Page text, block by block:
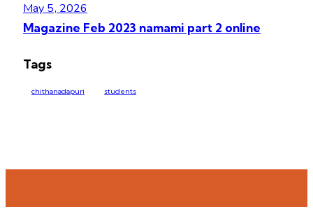
May 5, 2026
Magazine Feb 2023 namami part 2 online
Tags
chithanadapuri students